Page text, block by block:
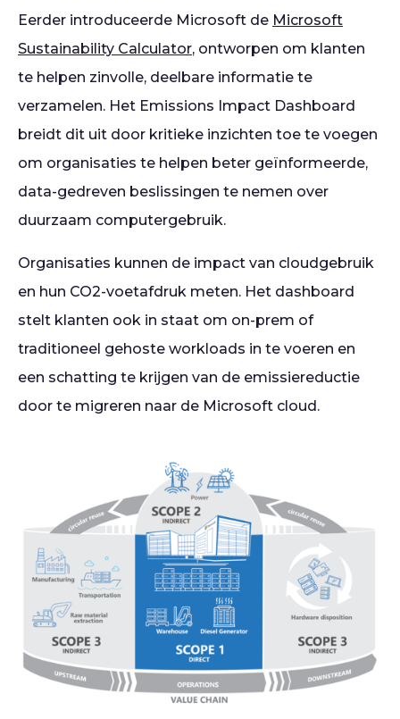
Eerder introduceerde Microsoft de Microsoft
Sustainability Calculator, ontworpen om klanten
te helpen zinvolle, deelbare informatie te
verzamelen. Het Emissions Impact Dashboard
breidt dit uit door kritieke inzichten toe te voegen
om organisaties te helpen beter geïnformeerde,
data-gedreven beslissingen te nemen over
duurzaam computergebruik.
Organisaties kunnen de impact van cloudgebruik
en hun CO2-voetafdruk meten. Het dashboard
stelt klanten ook in staat om on-prem of
traditioneel gehoste workloads in te voeren en
een schatting te krijgen van de emissiereductie
door te migreren naar de Microsoft cloud.